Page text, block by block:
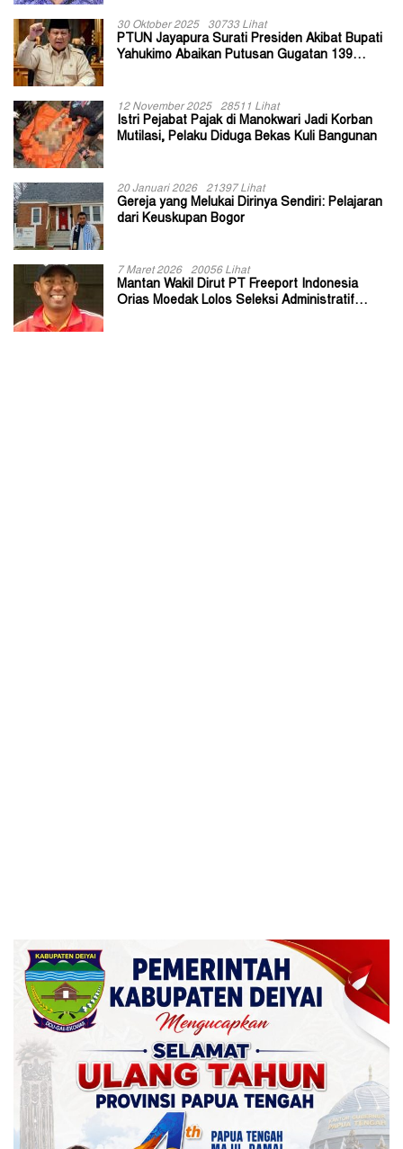
30 Oktober 2025 30733 Lihat
PTUN Jayapura Surati Presiden Akibat Bupati
Yahukimo Abaikan Putusan Gugatan 139
12 November 2025 28511 Lihat
Istri Pejabat Pajak di Manokwari Jadi Korban
Mutilasi, Pelaku Diduga Bekas Kuli Bangunan
20 Januari 2026 21397 Lihat
Gereja yang Melukai Dirinya Sendiri: Pelajaran
dari Keuskupan Bogor
7 Maret 2026 20056 Lihat
Mantan Wakil Dirut PT Freeport Indonesia
Orias Moedak Lolos Seleksi Administratif